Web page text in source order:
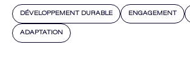
DÉVELOPPEMENT DURABLE ENGAGEMENT
ADAPTATION